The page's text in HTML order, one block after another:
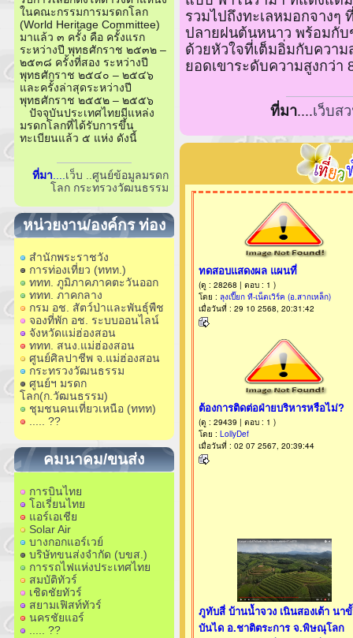
ในคณะกรรมการมรดกโลก
(World Heritage Committee)
มาแล้ว ๓ ครั้ง คือ ครั้งแรก
ระหว่างปี พุทธศักราช ๒๕๓๒ –
๒๕๓๘ ครั้งที่สอง ระหว่างปี
พุทธศักราช ๒๕๔๐ – ๒๕๔๖
และครั้งล่าสุดระหว่างปี
พุทธศักราช ๒๕๕๒ – ๒๕๕๖
ปัจจุบันประเทศไทยมีแหล่ง
มรดกโลกที่ได้รับการขึ้น
ทะเบียนแล้ว ๕ แห่ง ดังนี้
ที่มา
เว็บ ..ศูนย์ข้อมูลมรดก
โลก กระทรวงวัฒนธรรม
หน่วยงาน/องค์กร ท่อง
เที่ยว
สำนักพระราชวัง
การท่องเที่ยว (ททท.)
ททท. ภูมิภาคภาคตะวันออก
ททท. ภาคกลาง
กรม อช. สัตว์ป่าและพันธุ์พืช
จองที่พัก อช. ระบบออนไลน์
จังหวัดแม่ฮ่องสอน
ททท. สนง.แม่ฮ่องสอน
ศูนย์ศิลปาชีพ จ.แม่ฮ่องสอน
กระทรวงวัฒนธรรม
ศูนย์ฯ มรดก
โลก(ก.วัฒนธรรม)
ชุมชนคนเที่ยวเหนือ (ททท)
..... ??
คมนาคม/ขนส่ง
การบินไทย
โอเรี่ยนไทย
แอร์เอเชีย
Solar Air
บางกอกแอร์เวย์
บริษัทขนส่งจำกัด (บขส.)
การรถไฟแห่งประเทศไทย
สมบัติทัวร์
เชิดชัยทัวร์
สยามเฟิสท์ทัวร์
นครชัยแอร์
..... ??
รวมไปถึงทะเลหมอกจางๆ
ปลายฝนต้นหนาว พร้อมกั
ด้วยหัวใจที่เต็มอิ่มกับควา
ยอดเขาระดับความสูงกว่า
ที่มา....เว็บส